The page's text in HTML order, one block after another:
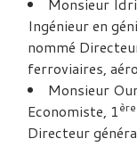
Ingénieur en
nommé
ferroviaires,
Monsieur
Economiste, 1ère
Directeur